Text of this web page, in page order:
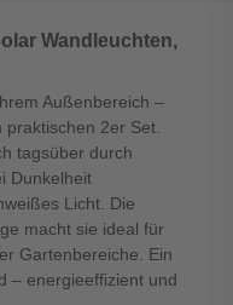
Wandleuchten,
Außenbereich –
2er Set.
tagsüber durch
Dunkelheit
Licht. Die
macht sie ideal für
Gartenbereiche. Ein
– energieeffizient und